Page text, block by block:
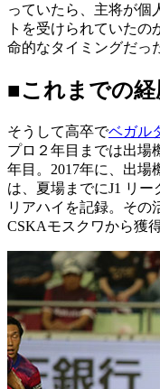
っていたら、主将が個
トを受けられていた
命的なタイミングだっ
■これまでの経
そうして高卒でベガル
プロ２年目までは出場
年目。2017年に、出場
は、夏場までにJ1 リー
リアハイを記録。その
CSKAモスクワから獲